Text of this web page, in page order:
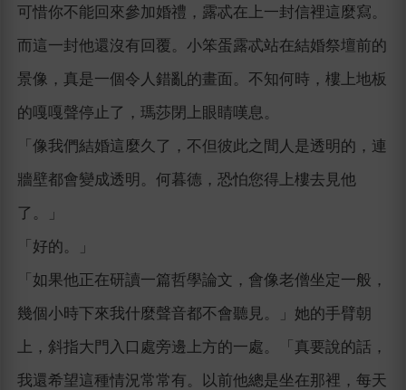
可惜你不能回來參加婚禮，露忒在上一封信裡這麼寫。
而這一封他還沒有回覆。小笨蛋露忒站在結婚祭壇前的
景像，真是一個令人錯亂的畫面。不知何時，樓上地板
的嘎嘎聲停止了，瑪莎閉上眼睛嘆息。
「像我們結婚這麼久了，不但彼此之間人是透明的，連
牆壁都會變成透明。何暮德，恐怕您得上樓去見他
了。」
「好的。」
「如果他正在研讀一篇哲學論文，會像老僧坐定一般，
幾個小時下來我什麼聲音都不會聽見。」她的手臂朝
上，斜指大門入口處旁邊上方的一處。「真要說的話，
我還希望這種情況常常有。以前他總是坐在那裡，每天